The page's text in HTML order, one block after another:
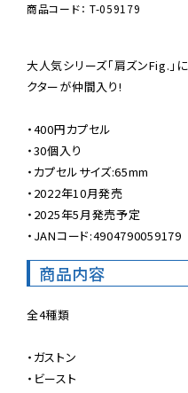
商品コード： T-059179
大人気シリーズ「肩ズンFig.」
クターが仲間入り!
・400円カプセル
・30個入り
・カプセルサイズ:65mm
・2022年10月発売
・2025年5月発売予定
・JANコード:4904790059179
商品内容
全4種類
・ガストン
・ビースト